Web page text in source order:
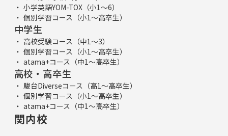
小学英語YOM-TOX（小1～6）
個別学習コース（小1～高卒生）
中学生
高校受験コース（中1～3）
個別学習コース（小1～高卒生）
atama+コース（中1～高卒生）
高校・高卒生
駿台Diverseコース（高1～高卒生）
個別学習コース（小1～高卒生）
atama+コース（中1～高卒生）
関内校